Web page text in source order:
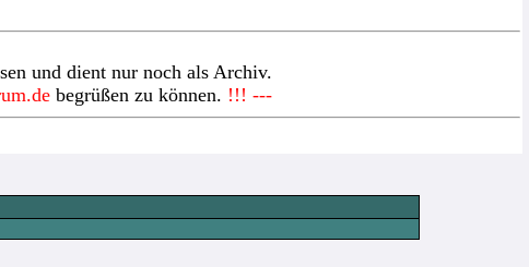
und dient nur noch als Archiv.
begrüßen zu können. !!! ---